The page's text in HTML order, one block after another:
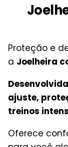
Proteção e
a Joelheira
ajuste,
treinos
Oferece